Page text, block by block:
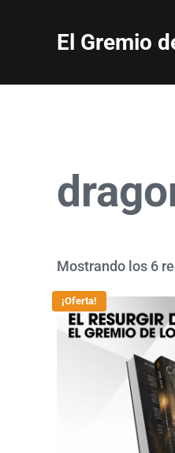
El Gremio
Mostrando los 6
¡Oferta!